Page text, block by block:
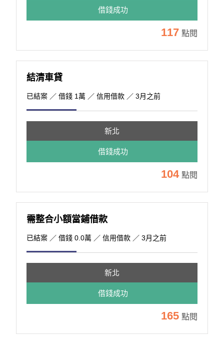
借錢成功
117 點閱
結清車貸
已結案 ／ 借錢 1萬 ／ 信用借款 ／ 3月之前
新北
借錢成功
104 點閱
需整合小額當鋪借款
已結案 ／ 借錢 0.0萬 ／ 信用借款 ／ 3月之前
新北
借錢成功
165 點閱